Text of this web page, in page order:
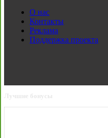
О нас
Контакты
Реклама
Поддержка проекта
Лучшие бонусы